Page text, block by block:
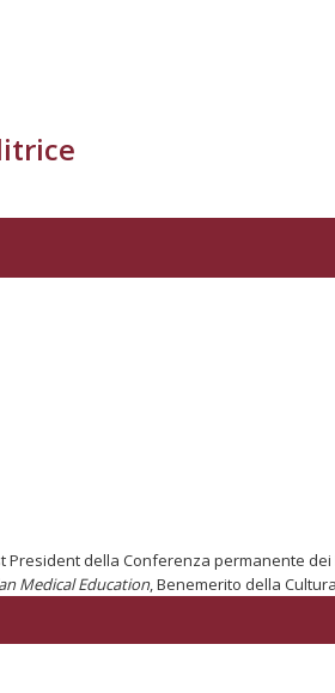
della Conferenza permanente
Medical Education, Benemerito della